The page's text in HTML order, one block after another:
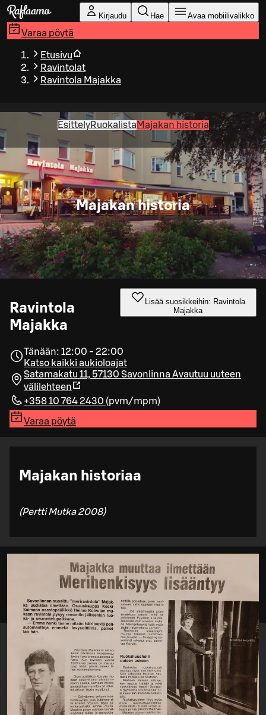
Siirry pääsisältöön
Kirjaudu Hae Avaa mobiilivalikko
Varaa pöytä
Etusivu
Ravintolat
Ravintola Majakka
EsittelyRuokalista Majakan historia
Majakan historia
Ravintola
Majakka
Lisää suosikkeihin: Ravintola
Majakka
Tänään: 12:00 - 22:00
Katso kaikki aukioloajat
Satamakatu 11, 57130 Savonlinna Avautuu uuteen
välilehteen
+358 10 764 2430 (pvm/mpm)
Varaa pöytä
Majakan historiaa
(Pertti Mutka 2008)